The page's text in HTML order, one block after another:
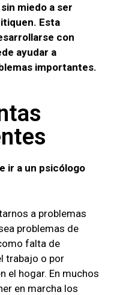
miedo a ser
Esta
con
ayudar a
importantes.
ir a un psicólogo
a problemas
problemas de
falta de
trabajo o por
el hogar. En muchos
en marcha los